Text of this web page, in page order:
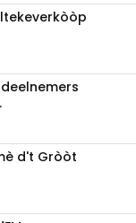
d't Gròòt